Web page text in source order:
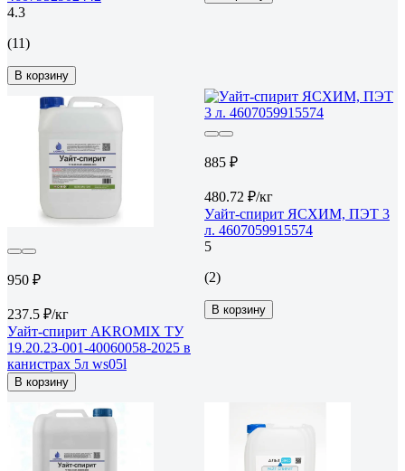
4.3
(11)
В корзину
950 ₽
237.5 ₽/кг
Уайт-спирит AKROMIX ТУ
19.20.23-001-40060058-2025 в
канистрах 5л ws05l
В корзину
885 ₽
480.72 ₽/кг
Уайт-спирит ЯСХИМ, ПЭТ 3
л. 4607059915574
5
(2)
В корзину